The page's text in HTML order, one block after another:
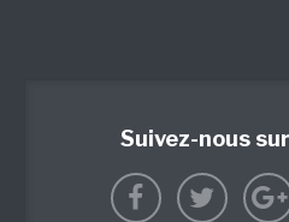
Suivez-nous